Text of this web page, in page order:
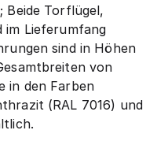
Beide Torflügel,
im Lieferumfang
sind in Höhen
von
in den Farben
(RAL 7016) und